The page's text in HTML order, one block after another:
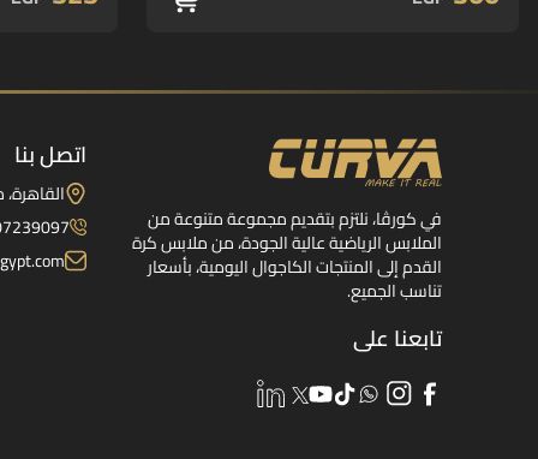
في كورڤا، نلتزم بتقديم مجموعة متنوعة من
الملابس الرياضية عالية الجودة، من ملابس كرة
القدم إلى المنتجات الكاجوال اليومية، بأسعار
تناسب الجميع.
تابعنا على
اتصل بنا